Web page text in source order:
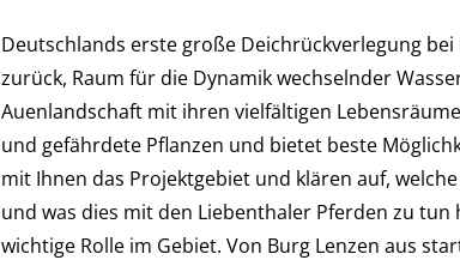
Deutschlands erste große Deichrückverlegung
zurück, Raum für die Dynamik wechselnder
Auenlandschaft mit ihren vielfältigen
und gefährdete Pflanzen und bietet beste
mit Ihnen das Projektgebiet und klären auf,
und was dies mit den Liebenthaler Pferden zu
wichtige Rolle im Gebiet. Von Burg Lenzen aus